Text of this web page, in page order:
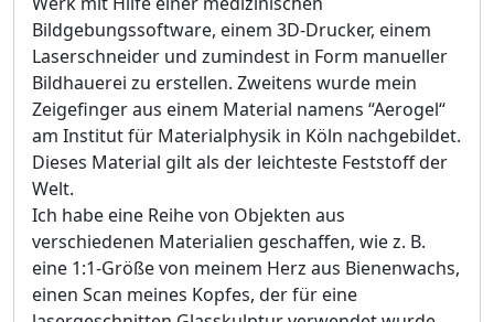
Bildgebungssoftware, einem 3D-Drucker, einem
Laserschneider und zumindest in Form manueller
Bildhauerei zu erstellen. Zweitens wurde mein
Zeigefinger aus einem Material namens “Aerogel“
am Institut für Materialphysik in Köln nachgebildet.
Dieses Material gilt als der leichteste Feststoff der
Welt.
Ich habe eine Reihe von Objekten aus
verschiedenen Materialien geschaffen, wie z. B.
eine 1:1-Größe von meinem Herz aus Bienenwachs,
einen Scan meines Kopfes, der für eine